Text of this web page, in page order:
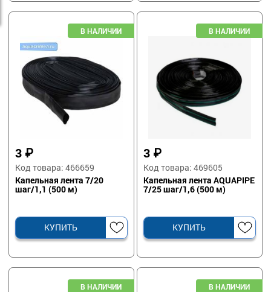
3 ₽
Код товара: 466659
Капельная лента 7/20
шаг/1,1 (500 м)
КУПИТЬ
3 ₽
Код товара: 469605
Капельная лента AQUAPIPE
7/25 шаг/1,6 (500 м)
КУПИТЬ